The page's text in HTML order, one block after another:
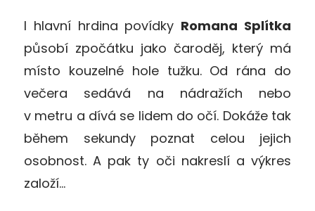
I hlavní hrdina povídky Romana Splítka
působí zpočátku jako čaroděj, který má
místo kouzelné hole tužku. Od rána do
večera sedává na nádražích nebo
v metru a dívá se lidem do očí. Dokáže tak
během sekundy poznat celou jejich
osobnost. A pak ty oči nakreslí a výkres
založí…